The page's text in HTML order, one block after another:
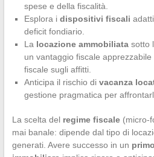
spese e della fiscalità.
Esplora i dispositivi fiscali
deficit fondiario.
La locazione ammobiliatasotto
un vantaggio fiscale
fiscale sugli affitti.
Anticipa il rischio di vacanza
gestione pragmatica per
La scelta del regime fiscale(micro-
mai banale: dipende dal tipo di
generati. Avere successo in un